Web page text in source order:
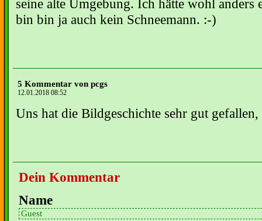
seine alte Umgebung. Ich hätte wohl anders
bin bin ja auch kein Schneemann. :-)
5 Kommentar von pcgs
12.01.2018 08:52
Uns hat die Bildgeschichte sehr gut
Dein Kommentar
Name